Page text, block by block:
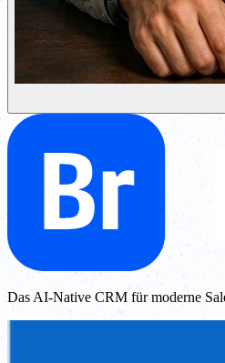
Das AI-Native CRM für moderne